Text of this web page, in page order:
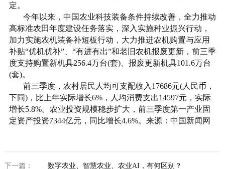
定。
今年以来，中国农业科技装备条件持续改善，全力推动
高标准农田年度建设任务落实，深入实施种业振兴行动，
加力实施农机装备补短板行动，大力推进农机购置与应用
补贴“优机优补”、“有进有出”和老旧农机报废更新，前三季
度支持购置新机具256.4万台(套)、报废更新机具101.6万台
(套)。
前三季度，农村居民人均可支配收入17686元(人民币，
下同)，比上年实际增长6%，人均消费支出14597元，实际
增长5.8%。农业投资规模稳步扩大，前三季度第一产业固
定资产投资7344亿元，同比增长4.6%。来源：中国新闻网
下一篇： 数字农业、智慧农业、农业AI，有何区别？